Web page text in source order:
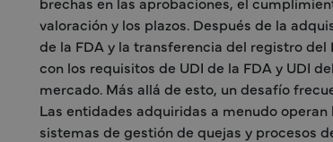
valoración y los plazos. Después de la
de la FDA y la transferencia del registro del
con los requisitos de UDI de la FDA y UDI
mercado. Más allá de esto, un desafío
Las entidades adquiridas a menudo
sistemas de gestión de quejas y procesos